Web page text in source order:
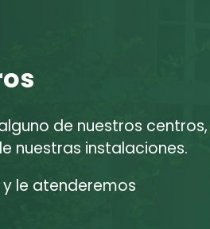
de nuestros centros,
nuestras instalaciones.
le atenderemos